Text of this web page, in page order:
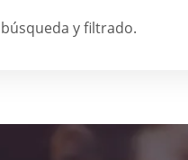
y filtrado.